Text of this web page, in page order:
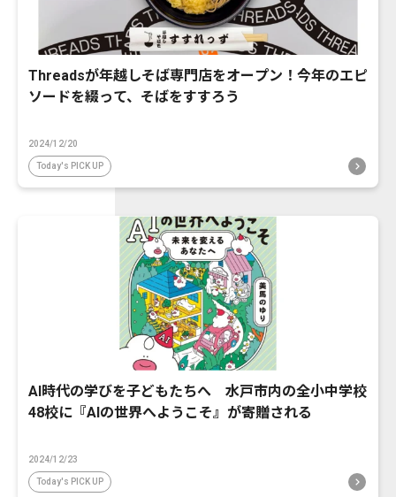
Threadsが年越しそば専門店をオープン！今年のエピ
ソードを綴って、そばをすすろう
2024/12/20
Today's PICK UP
AI時代の学びを子どもたちへ 水戸市内の全小中学校
48校に『AIの世界へようこそ』が寄贈される
2024/12/23
Today's PICK UP